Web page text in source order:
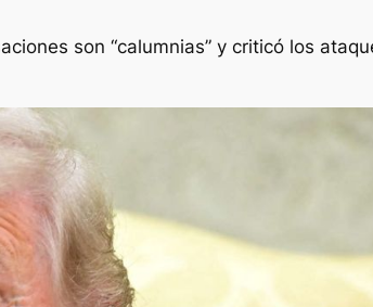
son “calumnias” y criticó los